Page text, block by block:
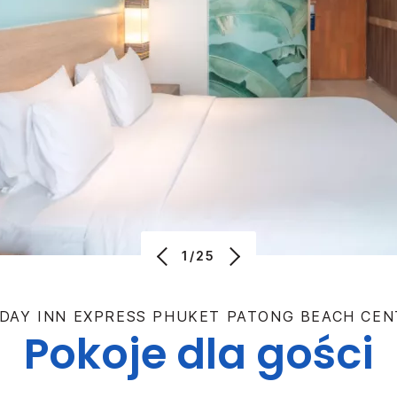
1/25
INN EXPRESS PHUKET PATONG BEACH
Pokoje dla gości